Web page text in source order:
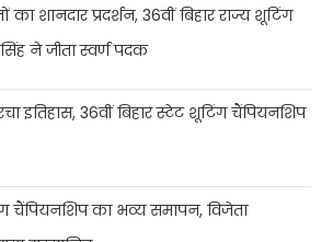
शानदार प्रदर्शन, 36वीं बिहार राज्य शूटिंग
ने जीता स्वर्ण पदक
इतिहास, 36वीं बिहार स्टेट शूटिंग चैंपियनशिप
चैंपियनशिप का भव्य समापन, विजेता